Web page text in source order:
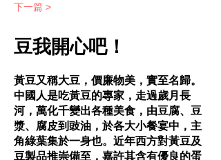
下一篇 >
豆我開心吧！
黃豆又稱大豆，價廉物美，實至名歸。
中國人是吃黃豆的專家，走過歲月長
河，萬化千變出各種美食，由豆腐、豆
漿、腐皮到豉油，於各大小餐宴中，主
角綠葉集於一身也。近年西方對黃豆及
豆製品推崇備至，嘉許其含有優良的蛋